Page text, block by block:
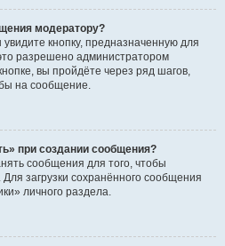
модератору?
кнопку, предназначенную для
разрешено администратором
вы пройдёте через ряд шагов,
на сообщение.
при создании сообщения?
сообщения для того, чтобы
загрузки сохранённого сообщения
личного раздела.